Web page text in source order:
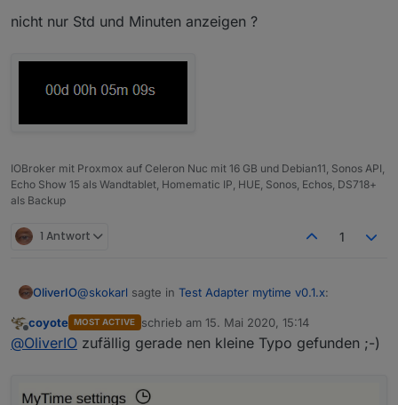
nicht nur Std und Minuten anzeigen ?
IOBroker mit Proxmox auf Celeron Nuc mit 16 GB und Debian11, Sonos API,
Echo Show 15 als Wandtablet, Homematic IP, HUE, Sonos, Echos, DS718+
als Backup
1 Antwort 1
OliverIO@skokarl sagte in Test Adapter mytime v0.1.x:
@OliverIO
runterladen ?
hab ich gleich heute morgen gefixt
Offline
coyote MOST ACTIVE schrieb am 15. Mai 2020, 15:14
zuletzt editiert von
@OliverIO zufällig gerade nen kleine Typo gefunden ;-)